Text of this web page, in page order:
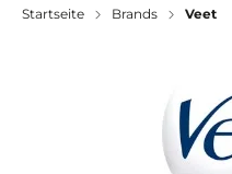
Startseite Brands Veet